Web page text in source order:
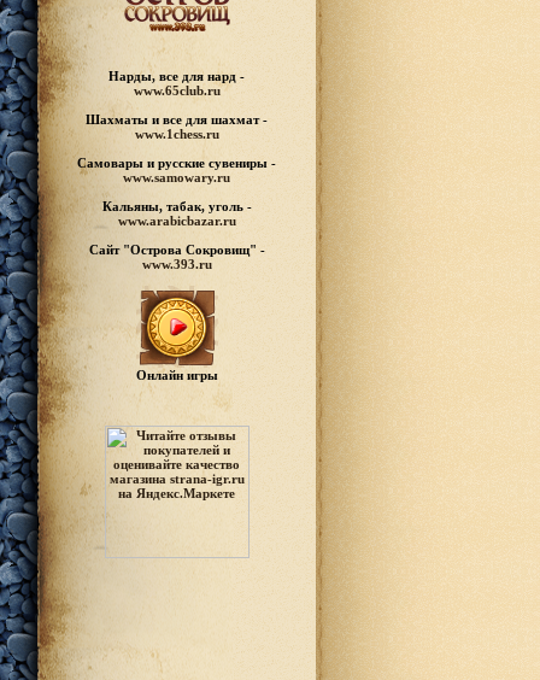
Нарды, все для нард -
www.65club.ru
Шахматы и все для шахмат -
www.1chess.ru
Самовары и русскиесувениры -
www.samowary.ru
Кальяны, табак, уголь -
www.arabicbazar.ru
Сайт "Острова Сокровищ" -
www.393.ru
Онлайн игры